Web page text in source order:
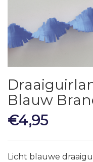
Blauw
€4,95
Licht blauwe